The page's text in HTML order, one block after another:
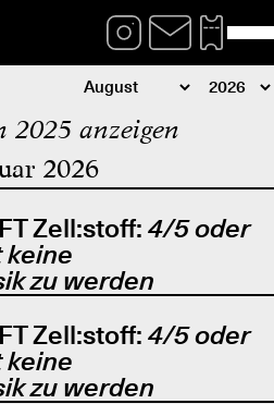
2025 anzeigen
2026
Zell:stoff: 4/5 oder
keine
zu werden
Zell:stoff: 4/5 oder
keine
zu werden